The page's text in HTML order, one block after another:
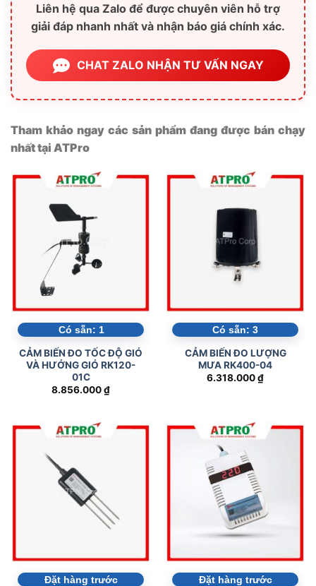
CẢM BIẾN NHIỆT ĐỘ ĐỘ
RK520-01
2.052.000
CẢM BIẾN CO CHO TẦNG
ATPro
- Cung cấp phần mềm SCADA,
MES, quản lý điện năng, hệ thống gọi số, hệ
thống xếp hàng, đồng hồ LED treo tường, đồng
hồ đo lưu lượng, máy tính công nghiệp, màn hình
HMI, IoT Gateway, đèn tín hiệu, đèn giao thông,
đèn máy CNC, bộ đếm sản phẩm, bảng LED năng
suất, cảm biến công nghiệp,...uy tín chất lượng
giá tốt. Được khách hàng tin dùng tại Việt Nam.
Bài viết liên quan
Th2